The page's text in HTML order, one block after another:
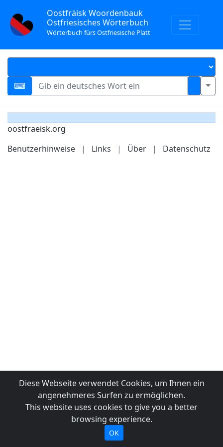
Oostfräisk Woordenbauk
Ostfriesisches Wörterbuch
Wörterbuch fürs Ostfriesische Platt
oostfraeisk.org
Benutzerhinweise
| Links | Über | Datenschutz
Diese Webseite verwendet Cookies, um Ihnen ein
angenehmeres Surfen zu ermöglichen.
This website uses cookies to give you a better
browsing experience.
OK